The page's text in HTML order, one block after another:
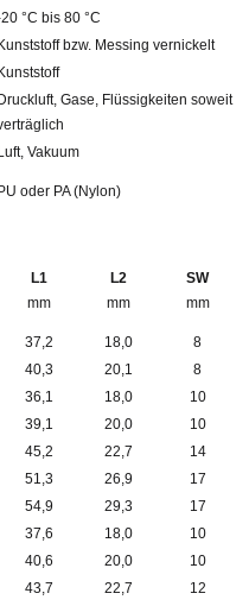
°C bis 80 °C
bzw. Messing vernickelt
Gase, Flüssigkeiten soweit
Vakuum
oder PA (Nylon)
L1
mm
L2
mm
SW
mm
37,2 18,0
8
40,3 20,1
8
36,1 18,0
10
39,1 20,0
10
45,2 22,7
14
51,3 26,9
17
54,9 29,3
17
37,6 18,0
10
40,6 20,0
10
43,7 22,7
12